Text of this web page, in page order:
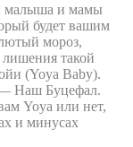
малыша и мамы
будет вашим
мороз,
такой
(Yoya Baby).
— Наш Буцефал.
Yoya или нет,
и минусах